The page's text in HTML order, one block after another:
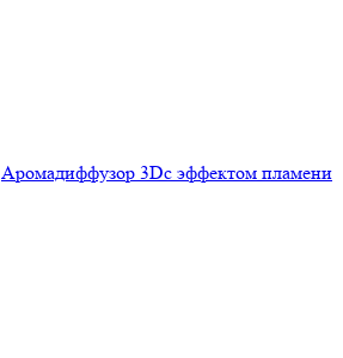
Аромадиффузор 3Dс эффектом пламени